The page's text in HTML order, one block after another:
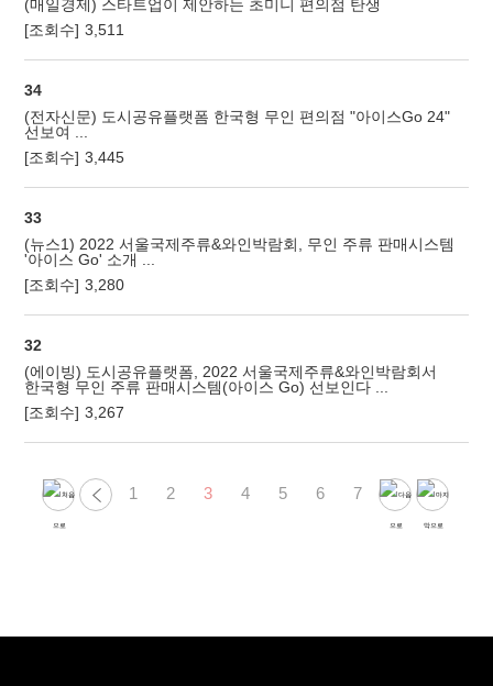
(매일경제) 스타트업이 제안하는 초미니 편의점 탄생
[조회수] 3,511
34
(전자신문) 도시공유플랫폼 한국형 무인 편의점 "아이스Go 24"
선보여 ...
[조회수] 3,445
33
(뉴스1) 2022 서울국제주류&와인박람회, 무인 주류 판매시스템
'아이스 Go' 소개 ...
[조회수] 3,280
32
(에이빙) 도시공유플랫폼, 2022 서울국제주류&와인박람회서
한국형 무인 주류 판매시스템(아이스 Go) 선보인다 ...
[조회수] 3,267
1 2 3 4 5 6 7